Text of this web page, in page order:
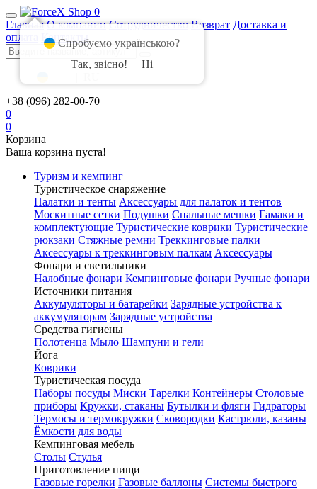
0
Главная О компании Сотрудничество Возврат Доставка и
оплата
Контакты
+38 (096) 282-00-70
0
0
Корзина
Ваша корзина пуста!
Туризм и кемпинг
Туристическое снаряжение
Палатки и тенты Аксессуары для палаток и тентов
Москитные сетки Подушки Спальные мешки Гамаки и
комплектующие Туристические коврики Туристические
рюкзаки Стяжные ремни Треккинговые палки
Аксессуары к треккинговым палкам Аксессуары
Фонари и светильники
Налобные фонари Кемпинговые фонари Ручные фонари
Источники питания
Аккумуляторы и батарейки Зарядные устройства к
аккумуляторам Зарядные устройства
Средства гигиены
Полотенца Мыло Шампуни и гели
Йога
Коврики
Туристическая посуда
Наборы посуды Миски Тарелки Контейнеры Столовые
приборы Кружки, стаканы Бутылки и фляги Гидраторы
Термосы и термокружки Сковородки Кастрюли, казаны
Ёмкости для воды
Кемпинговая мебель
Столы Стулья
Приготовление пищи
Газовые горелки Газовые баллоны Системы быстрого
Спробуємо українською?
Так, звісно!
Ні